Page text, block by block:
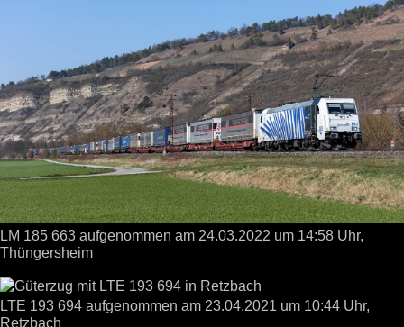
LM 185 663 aufgenommen am 24.03.2022 um 14:58 Uhr,
Thüngersheim
LTE 193 694 aufgenommen am 23.04.2021 um 10:44 Uhr,
Retzbach